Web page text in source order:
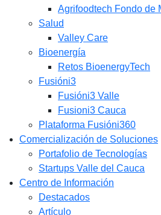
Agrifoodtech Fondo de
Salud
Valley Care
Bioenergía
Retos BioenergyTech
Fusióni3
Fusióni3 Valle
Fusioni3 Cauca
Plataforma Fusióni360
Comercialización de Soluciones
Portafolio de Tecnologías
Startups Valle del Cauca
Centro de Información
Destacados
Artículo